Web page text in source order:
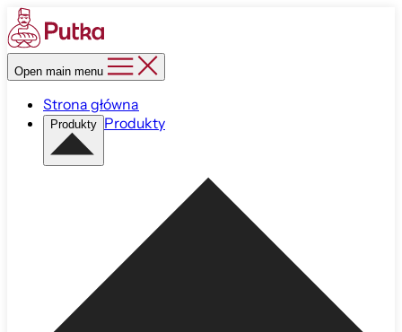
Open main menu
Strona główna
Produkty Produkty